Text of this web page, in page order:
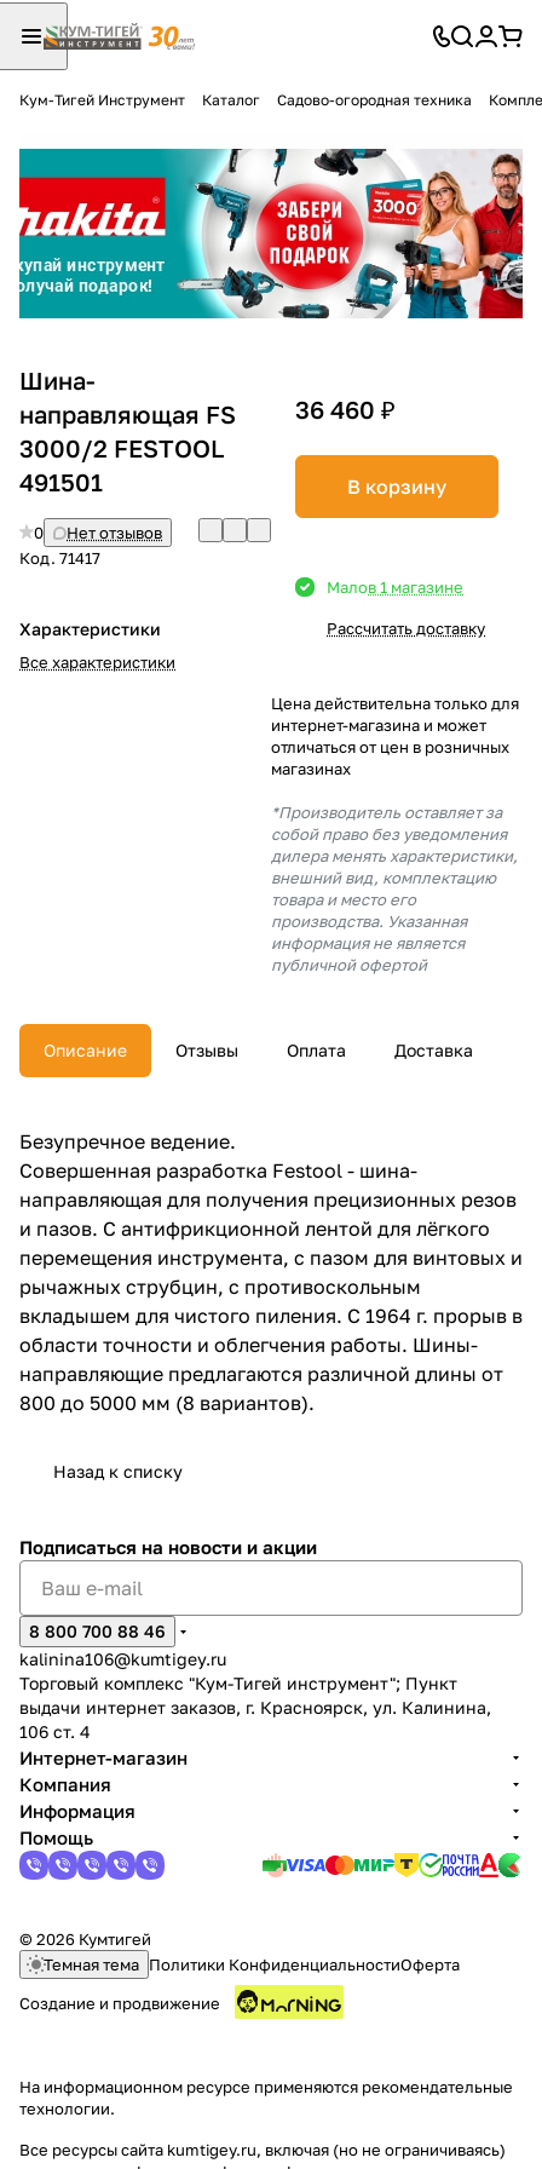
Кум-Тигей Инструмент Каталог Садово-огородная техника
Шина-
направляющая FS
3000/2 FESTOOL
491501
0
Нет отзывов
Код. 71417
Характеристики
Все характеристики
36 460 ₽
В корзину
Малов 1 магазине
Рассчитать доставку
Цена действительна только для
интернет-магазина и может
отличаться от цен в розничных
магазинах
*Производитель оставляет за
собой право без уведомления
дилера менять характеристики,
внешний вид, комплектацию
товара и место его
производства. Указанная
информация не является
публичной офертой
Описание Отзывы Оплата Доставка
Безупречное ведение.
Совершенная разработка Festool - шина-
направляющая для получения прецизионных резов
и пазов. С антифрикционной лентой для лёгкого
перемещения инструмента, с пазом для винтовых и
рычажных струбцин, с противоскольным
вкладышем для чистого пиления. С 1964 г. прорыв в
области точности и облегчения работы. Шины-
направляющие предлагаются различной длины от
800 до 5000 мм (8 вариантов).
Назад к списку
Подписаться на новости и акции
8 800 700 88 46
kalinina106@kumtigey.ru
Торговый комплекс "Кум-Тигей инструмент"; Пункт
выдачи интернет заказов, г. Красноярск, ул. Калинина,
106 ст. 4
Интернет-магазин
Компания
Информация
Помощь
© 2026 Кумтигей
Темная тема Политики КонфиденциальностиОферта
Создание и продвижение
На информационном ресурсе применяются рекомендательные
технологии.
Все ресурсы сайта kumtigey.ru, включая (но не ограничиваясь)
Разбейте
оплатуна части
без переплат
График платежей
Сегодня
25 %
% картой любого банка
выбранный способом
% будут
с вашей карты
каждые 2 недели
Подробнее
25
раз в 2
недели
Остались вопросы?
8 800 302-02-51
plait.ru